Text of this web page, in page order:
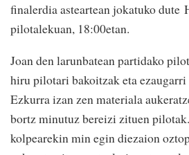
finalerdia asteartean jokatuko dute
pilotalekuan, 18:00etan.
Joan den larunbatean partidako
hiru pilotari bakoitzak eta ezaugarri
Ezkurra izan zen materiala
bortz minutuz bereizi zituen
kolpearekin min egin diezaion